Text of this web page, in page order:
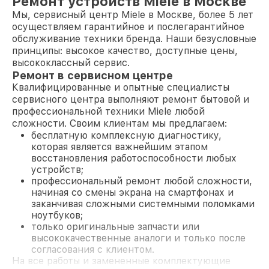
Мы, сервисный центр Miele в Москве, более 5 лет
осуществляем гарантийное и послегарантийное
обслуживание техники бренда. Наши безусловные
принципы: высокое качество, доступные цены,
высококлассный сервис.
Ремонт в сервисном центре
Квалифицированные и опытные специалисты
сервисного центра выполняют ремонт бытовой и
профессиональной техники Miele любой
сложности. Своим клиентам мы предлагаем:
бесплатную комплексную диагностику,
которая является важнейшим этапом
восстановления работоспособности любых
устройств;
профессиональный ремонт любой сложности,
начиная со смены экрана на смартфонах и
заканчивая сложными системными поломками
ноутбуков;
только оригинальные запчасти или
высококачественные аналоги и только после
согласования с клиентом.
На все работы и замененные комплектующие